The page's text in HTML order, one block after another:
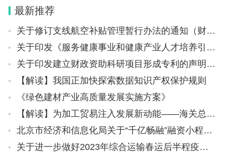
最新推荐
关于修订支线航空补贴管理暂行办法的通知（财建〔2023〕413号）
关于印发《服务健康事业和健康产业人才培养引导性专业指南》的通知（教高厅函〔2023〕26号）
关于印发建立财政资助科研项目形成专利的声明制度实施方案的通知（国知发运字〔2024〕3号）
【解读】我国正加快探索数据知识产权保护规则
《绿色建材产业高质量发展实施方案》
【解读】为加工贸易注入发展新动能——海关总署详解推动加工贸易持续高质量发展16条改革措施
北京市经济和信息化局关于“千亿畅融”融资小程序正式上线运营的通知
关于进一步做好2023年综合运输春运后半程疫情防控和运输服务保障工作的通知（联防联控机制春运发电〔2023〕5号）